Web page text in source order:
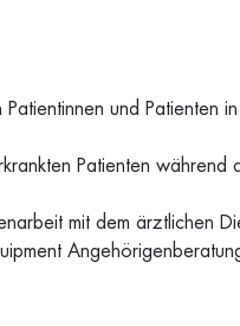
und Patienten
Patienten während
mit dem ärztlichen